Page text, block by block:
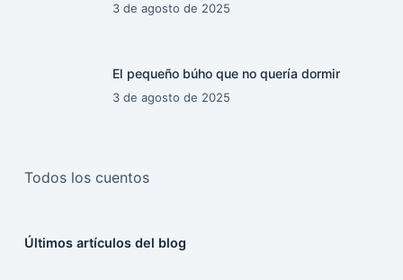
3 de agosto de 2025
El pequeño búho que no quería dormir
3 de agosto de 2025
Todos los cuentos
Últimos artículos del blog